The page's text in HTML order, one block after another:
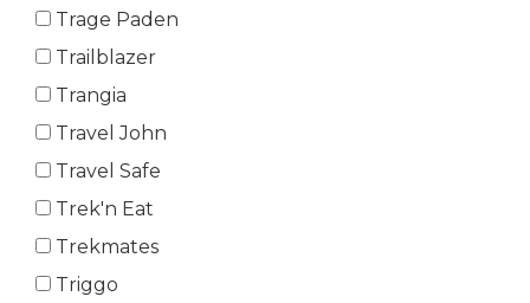
Trage Paden
Trailblazer
Trangia
Travel John
Travel Safe
Trek'n Eat
Trekmates
Triggo